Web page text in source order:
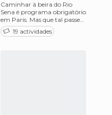
Caminhar à beira do Rio
Sena é programa obrigatório
em Paris. Mas que tal passear
de barco pelo Rio,
saboreando um bom jantar,
19 actividades